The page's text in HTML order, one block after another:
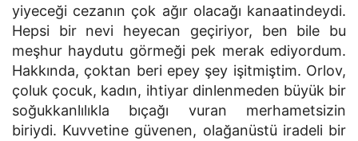
yiyeceği cezanın çok ağır olacağı kanaatindeydi.
Hepsi bir nevi heyecan geçiriyor, ben bile bu
meşhur haydutu görmeği pek merak ediyordum.
Hakkında, çoktan beri epey şey işitmiştim. Orlov,
çoluk çocuk, kadın, ihtiyar dinlenmeden büyük bir
soğukkanlılıkla bıçağı vuran merhametsizin
biriydi. Kuvvetine güvenen, olağanüstü iradeli bir